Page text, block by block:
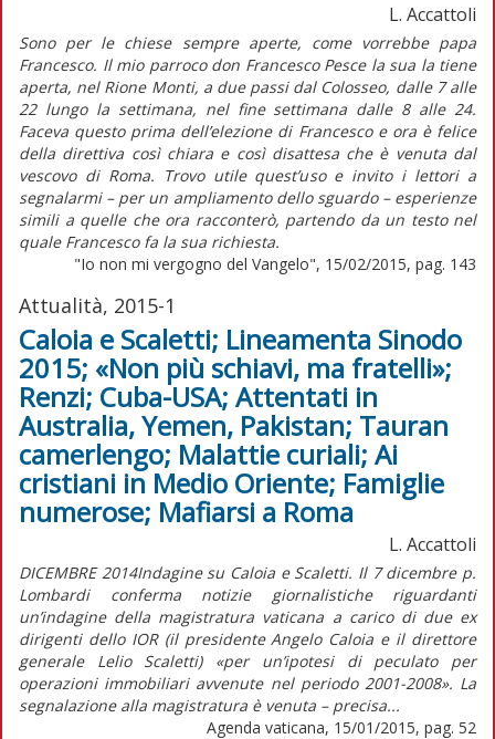
L. Accattoli
Sono per le chiese sempre aperte, come vorrebbe papa
Francesco. Il mio parroco don Francesco Pesce la sua la tiene
aperta, nel Rione Monti, a due passi dal Colosseo, dalle 7 alle
22 lungo la settimana, nel fine settimana dalle 8 alle 24.
Faceva questo prima dell’elezione di Francesco e ora è felice
della direttiva così chiara e così disattesa che è venuta dal
vescovo di Roma. Trovo utile quest’uso e invito i lettori a
segnalarmi – per un ampliamento dello sguardo – esperienze
simili a quelle che ora racconterò, partendo da un testo nel
quale Francesco fa la sua richiesta.
"Io non mi vergogno del Vangelo", 15/02/2015, pag. 143
Attualità, 2015-1
Caloia e Scaletti; Lineamenta Sinodo
2015; «Non più schiavi, ma fratelli»;
Renzi; Cuba-USA; Attentati in
Australia, Yemen, Pakistan; Tauran
camerlengo; Malattie curiali; Ai
cristiani in Medio Oriente; Famiglie
numerose; Mafiarsi a Roma
L. Accattoli
DICEMBRE 2014Indagine su Caloia e Scaletti. Il 7 dicembre p.
Lombardi conferma notizie giornalistiche riguardanti
un’indagine della magistratura vaticana a carico di due ex
dirigenti dello IOR (il presidente Angelo Caloia e il direttore
generale Lelio Scaletti) «per un’ipotesi di peculato per
operazioni immobiliari avvenute nel periodo 2001-2008». La
segnalazione alla magistratura è venuta – precisa...
Agenda vaticana, 15/01/2015, pag. 52